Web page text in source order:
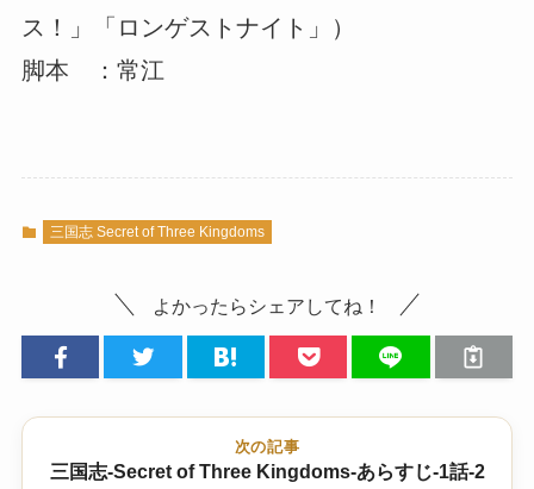
ス！」「ロンゲストナイト」）
脚本 ：常江
三国志 Secret of Three Kingdoms
よかったらシェアしてね！
次の記事
三国志-Secret of Three Kingdoms-あらすじ-1話-2